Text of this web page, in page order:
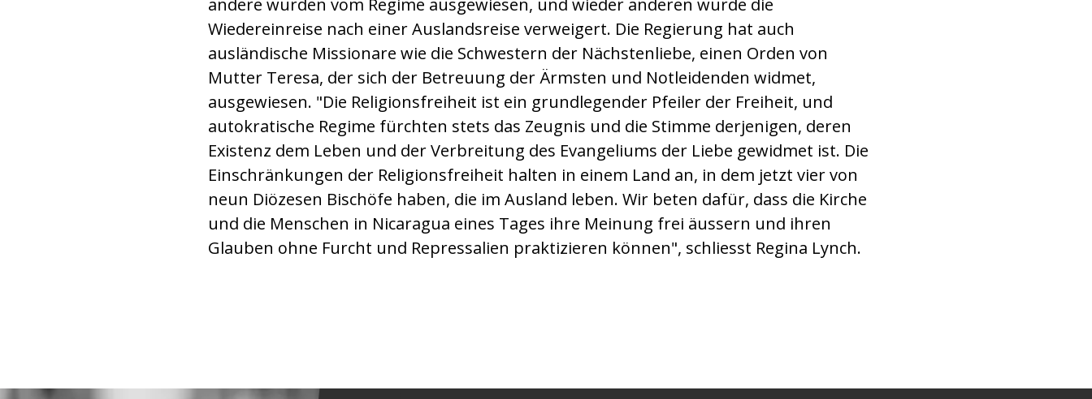
andere wurden vom Regime ausgewiesen, und wieder anderen wurde die
Wiedereinreise nach einer Auslandsreise verweigert. Die Regierung hat auch
ausländische Missionare wie die Schwestern der Nächstenliebe, einen Orden von
Mutter Teresa, der sich der Betreuung der Ärmsten und Notleidenden widmet,
ausgewiesen. "Die Religionsfreiheit ist ein grundlegender Pfeiler der Freiheit, und
autokratische Regime fürchten stets das Zeugnis und die Stimme derjenigen, deren
Existenz dem Leben und der Verbreitung des Evangeliums der Liebe gewidmet ist. Die
Einschränkungen der Religionsfreiheit halten in einem Land an, in dem jetzt vier von
neun Diözesen Bischöfe haben, die im Ausland leben. Wir beten dafür, dass die Kirche
und die Menschen in Nicaragua eines Tages ihre Meinung frei äussern und ihren
Glauben ohne Furcht und Repressalien praktizieren können", schliesst Regina Lynch.